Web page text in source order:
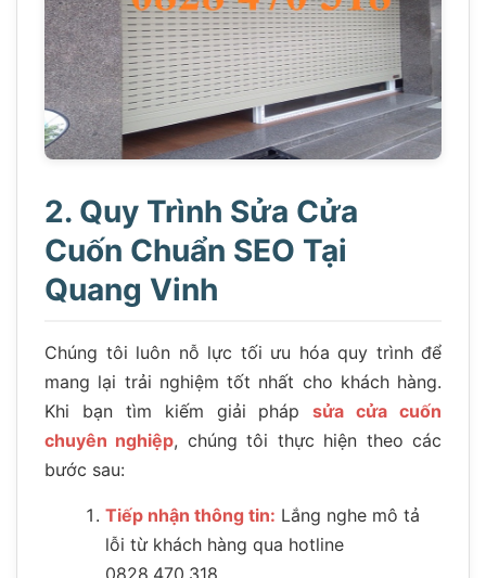
2. Quy Trình Sửa Cửa
Cuốn Chuẩn SEO Tại
Quang Vinh
Chúng tôi luôn nỗ lực tối ưu hóa quy trình để
mang lại trải nghiệm tốt nhất cho khách hàng.
Khi bạn tìm kiếm giải phápsửa cửa cuốn
chuyên nghiệp, chúng tôi thực hiện theo các
bước sau:
Tiếp nhận thông tin: Lắng nghe mô tả
lỗi từ khách hàng qua hotline
0828.470.318.